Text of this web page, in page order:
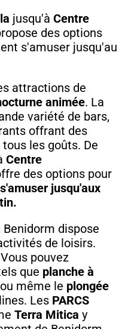
jusqu'à Centre
des options
s'amuser jusqu'au
attractions de
animée. La
variété de bars,
offrant des
les goûts. De
Centre
des options pour
jusqu'aux
dispose
de loisirs.
pouvez
que planche à
ou même le plongée
Les PARCS
Terra Mitica y